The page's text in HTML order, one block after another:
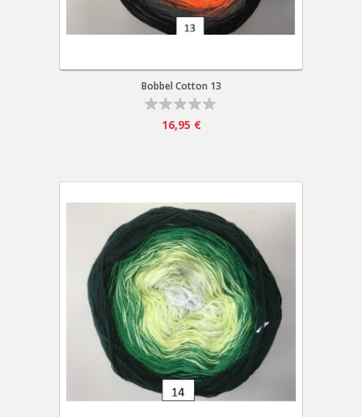
Bobbel Cotton 13
16,95 €